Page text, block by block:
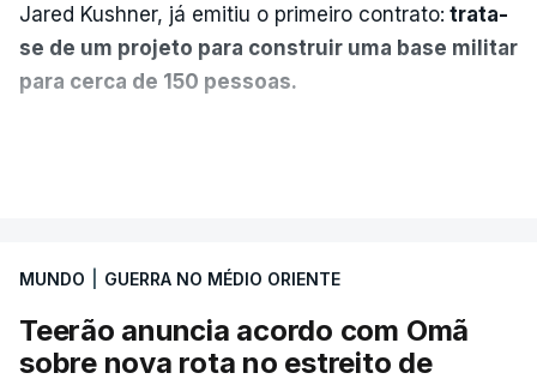
Jared Kushner, já emitiu o primeiro contrato: trata-
se de um projeto para construir uma base militar
para cerca de 150 pessoas.
que já colaborou com a Administração norte-
americana em projetos no Médio Oriente,
nomeadamente no Iraque.
MUNDO GUERRA NO MÉDIO ORIENTE
Teerão anuncia acordo com Omã
sobre nova rota no estreito de